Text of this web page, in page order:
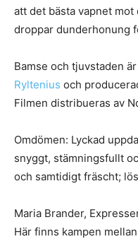
att det bästa vapnet mot
droppar dunderhonung
Bamse och tjuvstaden
Ryltenius och
Filmen distribueras av
Omdömen: Lyckad
snyggt, stämningsfullt
och samtidigt fräscht;
Maria Brander,
Här finns kampen